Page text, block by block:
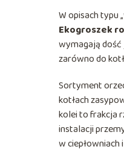
W opisach typu
Ekogroszek
wymagają dość
zarówno do
Sortyment
kotłach
kolei to frakcja
instalacji
w